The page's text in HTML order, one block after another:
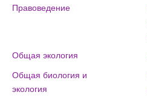
Правоведение
Общая экология
Общая биология и
экология